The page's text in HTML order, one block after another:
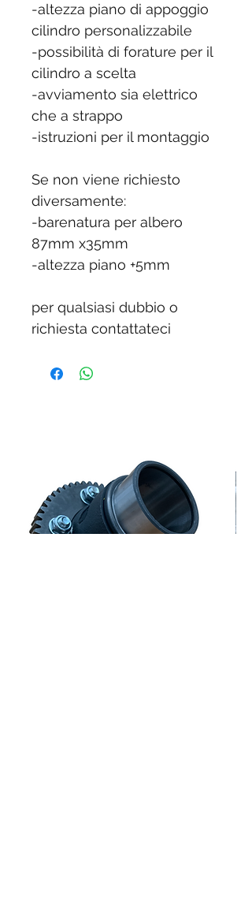
-altezza piano di appoggio
cilindro personalizzabile
-possibilità di forature per il
cilindro a scelta
-avviamento sia elettrico
che a strappo
-istruzioni per il montaggio
Se non viene richiesto
diversamente:
-barenatura per albero
87mm x35mm
-altezza piano +5mm
per qualsiasi dubbio o
richiesta contattateci